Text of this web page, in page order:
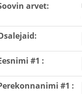
arvet:
#1 :
#1 :